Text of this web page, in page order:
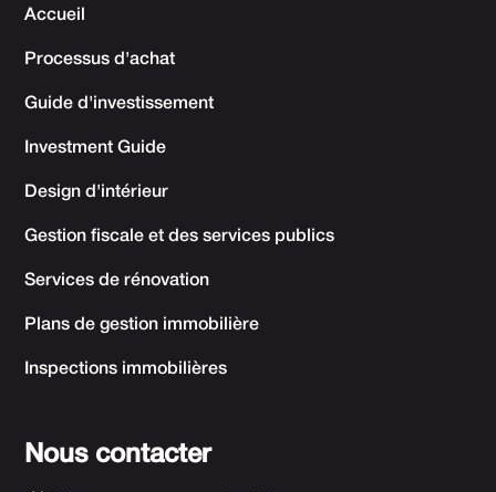
Accueil
Processus d'achat
Guide d'investissement
Investment Guide
Design d'intérieur
Gestion fiscale et des services publics
Services de rénovation
Plans de gestion immobilière
Inspections immobilières
Nous contacter